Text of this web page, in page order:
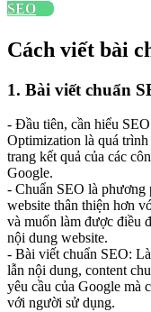
SEO
Cách viết bài
1. Bài viết chuẩn
- Đầu tiên, cần hiểu
Optimization là quá
trang kết quả của các
Google.
- Chuẩn SEO là phương
website thân thiện hơn
và muốn làm được điều
nội dung website.
- Bài viết chuẩn SEO:
lẫn nội dung, content
yêu cầu của Google mà
với người sử dụng.